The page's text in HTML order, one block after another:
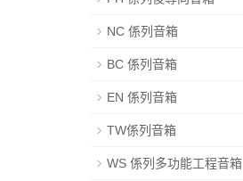
NC 係列音箱
BC 係列音箱
EN 係列音箱
TW係列音箱
WS 係列多功能工程音箱